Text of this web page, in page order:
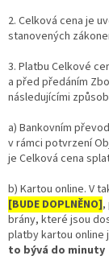
2. Celková cena je
stanovených
3. Platbu Celkové
a před předáním
následujícími
a) Bankovním
v rámci potvrzení
je Celková cena
b) Kartou online. V
[BUDE DOPLNĚNO],
brány, které jsou
platby kartou online
to bývá do minuty